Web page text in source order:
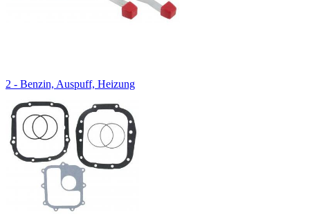
2 - Benzin, Auspuff, Heizung